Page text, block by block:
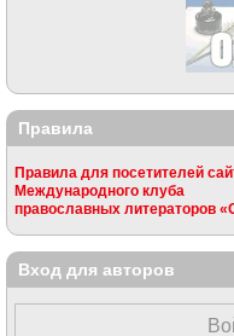
Правила
Правила для посетителей
Международного клуба
православных литераторов
Вход для авторов